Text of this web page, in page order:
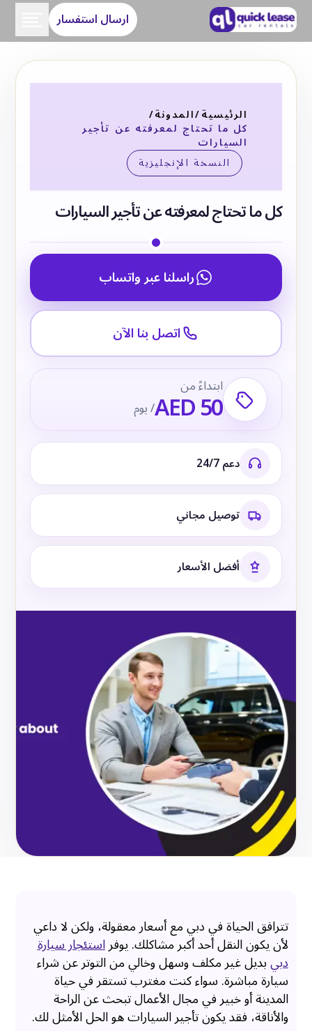
ارسال استفسار
الرئيسية/المدونة/
كل ما تحتاج لمعرفته عن تأجير
السيارات
النسخة الإنجليزية
كل ما تحتاج لمعرفته عن تأجير السيارات
راسلنا عبر واتساب
اتصل بنا الآن
ابتداءً من
AED 50/ يوم
دعم 24/7
توصيل مجاني
أفضل الأسعار
تترافق الحياة في دبي مع أسعار معقولة، ولكن لا داعي
لأن يكون النقل أحد أكبر مشاكلك. يوفراستئجار سيارة
دبيبديل غير مكلف وسهل وخالي من التوتر عن شراء
سيارة مباشرة. سواء كنت مغترب تستقر في حياة
المدينة أو خبير في مجال الأعمال تبحث عن الراحة
والأناقة، فقد يكون تأجير السيارات هو الحل الأمثل لك.